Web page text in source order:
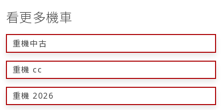
看更多機車
重機中古
重機 cc
重機 2026